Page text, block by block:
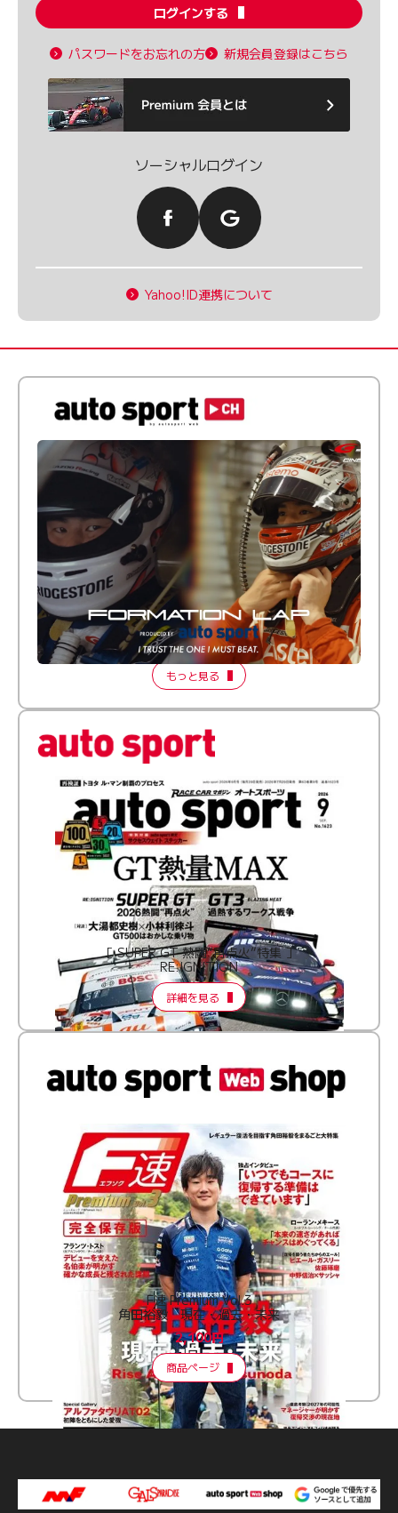
ログインする
パスワードをお忘れの方 新規会員登録はこちら
ソーシャルログイン
Yahoo!ID連携について
倒す相手を、信じてる。小林利徠斗 × 野村勇斗
【FORMATION LAP Produced by auto sport】
2026 Episode 2
もっと見る
［ SUPER GT 熱闘“再点火”特集 ］
RE:IGNITION
詳細を見る
F速 Premium Vol.3
角田裕毅 現在・過去・未来
2,100円
商品ページ